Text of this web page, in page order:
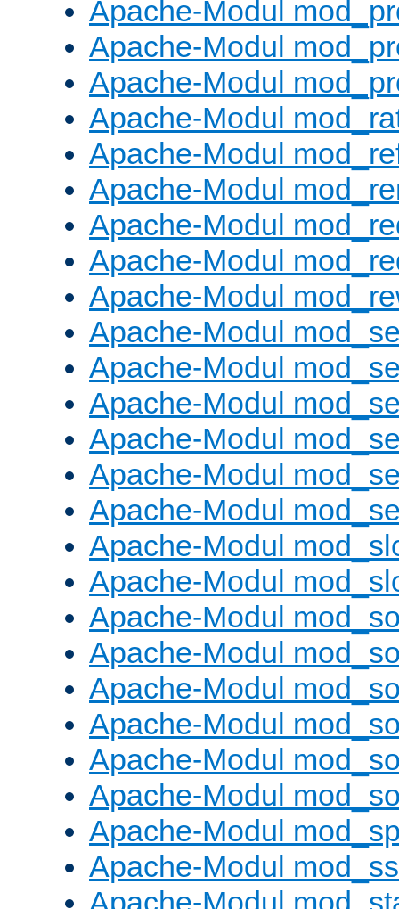
Apache-Modul
Apache-Modul
Apache-Modul
Apache-Modul
Apache-Modul
Apache-Modul
Apache-Modul
Apache-Modul
Apache-Modul
Apache-Modul
Apache-Modul
Apache-Modul
Apache-Modul
Apache-Modul
Apache-Modul
Apache-Modul
Apache-Modul
Apache-Modul
Apache-Modul
Apache-Modul
Apache-Modul
Apache-Modul
Apache-Modul
Apache-Modul
Apache-Modul
Apache-Modul